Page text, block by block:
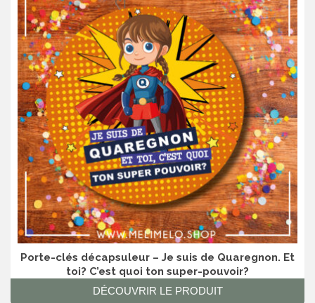
Porte-clés décapsuleur – Je suis de Quaregnon. Et
toi? C’est quoi ton super-pouvoir?
DÉCOUVRIR LE PRODUIT